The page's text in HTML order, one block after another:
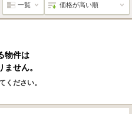
物件は
せん。
ください。